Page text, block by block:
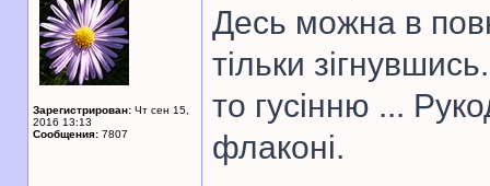
Зарегистрирован: Чт сен 15,
2016 13:13
Сообщения: 7807
Десь можна в
тільки
то гусінню ...
флаконі.